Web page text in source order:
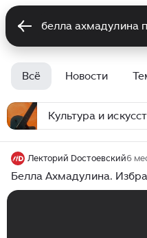
Всё Новости
Культура и
Лекторий Dостоевский6
Белла Ахмадулина.